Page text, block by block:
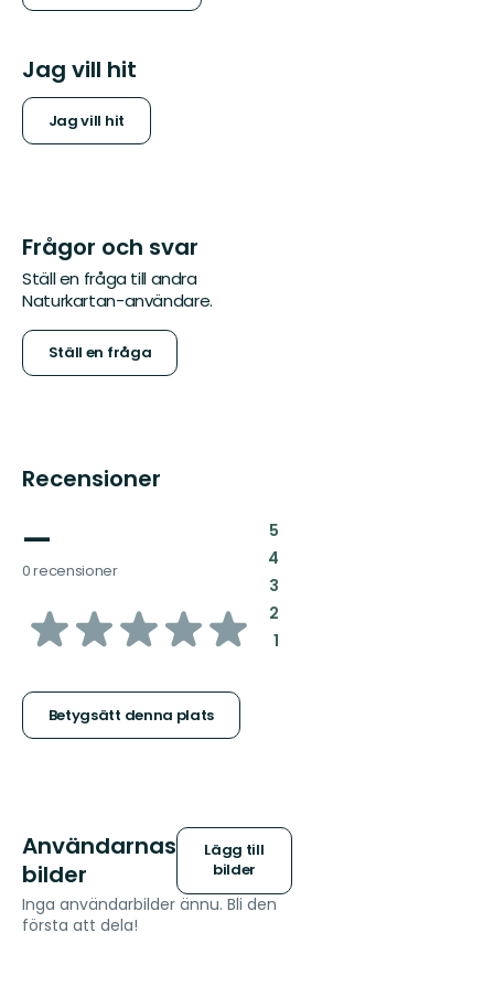
Jag vill hit
Jag vill hit
Frågor och svar
Ställ en fråga till andra
Naturkartan-användare.
Ställ en fråga
Recensioner
—
0 recensioner
av
stjärnor
Betygsätt denna plats
5:
4:
3:
2:
1:
Användarnas
bilder
Lägg till
bilder
Inga användarbilder ännu. Bli den
första att dela!